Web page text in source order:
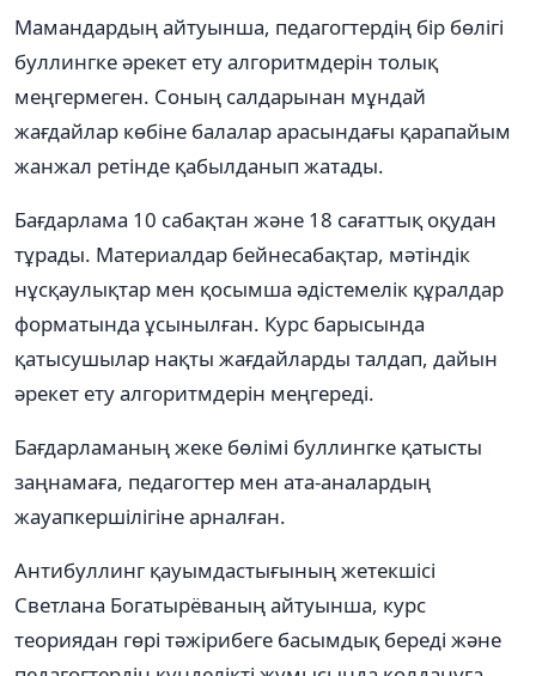
Мамандардың айтуынша, педагогтердің бір бөлігі
буллингке әрекет ету алгоритмдерін толық
меңгермеген. Соның салдарынан мұндай
жағдайлар көбіне балалар арасындағы қарапайым
жанжал ретінде қабылданып жатады.
Бағдарлама 10 сабақтан және 18 сағаттық оқудан
тұрады. Материалдар бейнесабақтар, мәтіндік
нұсқаулықтар мен қосымша әдістемелік құралдар
форматында ұсынылған. Курс барысында
қатысушылар нақты жағдайларды талдап, дайын
әрекет ету алгоритмдерін меңгереді.
Бағдарламаның жеке бөлімі буллингке қатысты
заңнамаға, педагогтер мен ата-аналардың
жауапкершілігіне арналған.
Антибуллинг қауымдастығының жетекшісі
Светлана Богатырёваның айтуынша, курс
теориядан гөрі тәжірибеге басымдық береді және